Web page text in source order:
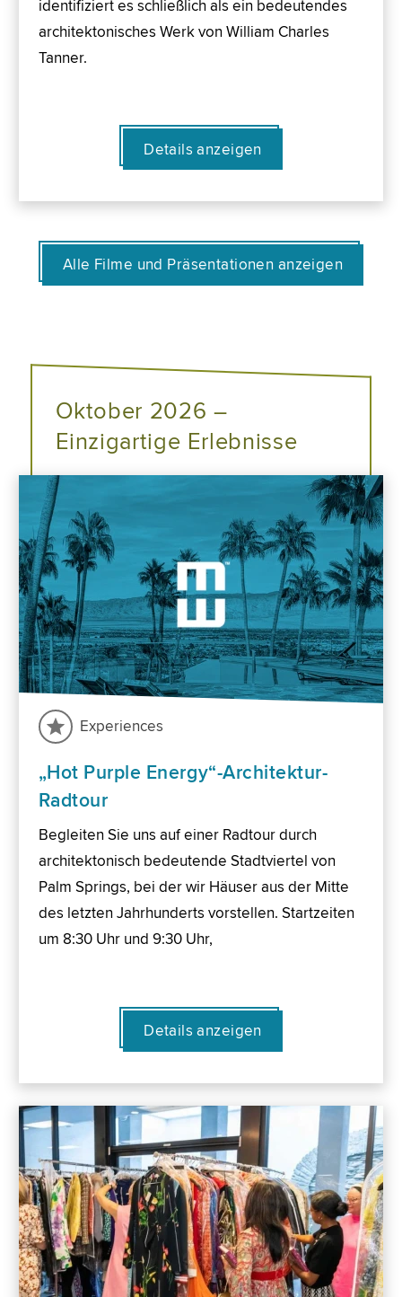
identifiziert es schließlich als ein bedeutendes
architektonisches Werk von William Charles
Tanner.
Details anzeigen
Alle Filme und Präsentationen anzeigen
Oktober 2026 –
Einzigartige Erlebnisse
Experiences
„Hot Purple Energy“-Architektur-
Radtour
Begleiten Sie uns auf einer Radtour durch
architektonisch bedeutende Stadtviertel von
Palm Springs, bei der wir Häuser aus der Mitte
des letzten Jahrhunderts vorstellen. Startzeiten
um 8:30 Uhr und 9:30 Uhr,
Details anzeigen